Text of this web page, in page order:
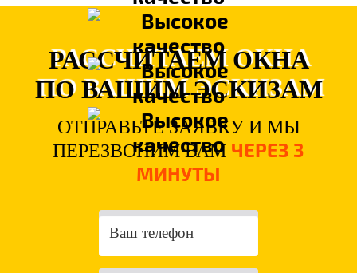
РАССЧИТАЕМ ОКНА
ПО ВАШИМ ЭСКИЗАМ
ОТПРАВЬТЕ ЗАЯВКУ И МЫ
ПЕРЕЗВОНИМ ВАМ ЧЕРЕЗ 3
МИНУТЫ